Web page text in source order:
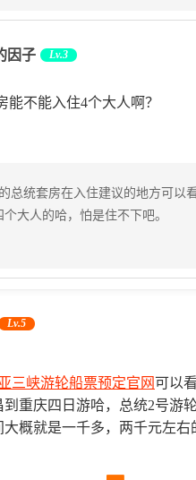
因子 Lv.3
能不能入住4个大人啊？
总统套房在入住建议的地方可以
大人的哈，怕是住不下吧。
Lv.5
三峡游轮船票预定官网 可以
重庆四日游哈，总统2号游
概就是一千多，两千元左右